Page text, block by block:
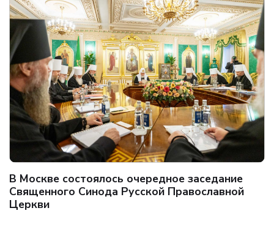
В Москве состоялось очередное заседание
Священного Синода Русской Православной
Церкви